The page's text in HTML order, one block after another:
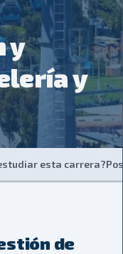
y
y
esta carrera?
de